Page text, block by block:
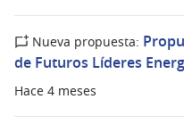
Hace 4 meses
Nueva propuesta:
de Futuros Líderes